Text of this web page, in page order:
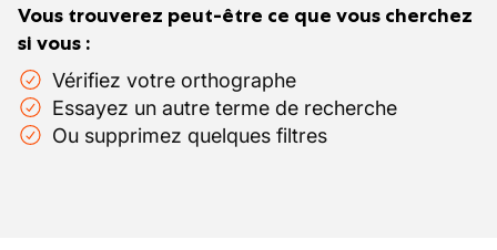
Vous trouverez peut-être ce que vous cherchez
si vous :
Vérifiez votre orthographe
Essayez un autre terme de recherche
Ou supprimez quelques filtres